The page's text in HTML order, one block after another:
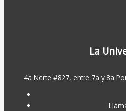
La
4a Norte #827, entre 7a y 8a